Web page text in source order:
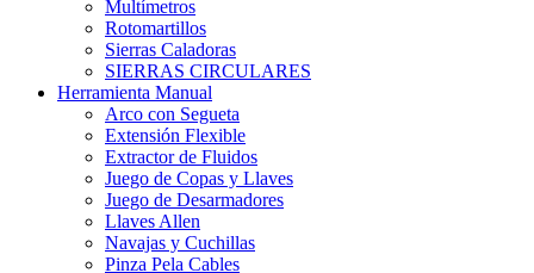
Multímetros
Rotomartillos
Sierras Caladoras
SIERRAS CIRCULARES
Herramienta Manual
Arco con Segueta
Extensión Flexible
Extractor de Fluidos
Juego de Copas y Llaves
Juego de Desarmadores
Llaves Allen
Navajas y Cuchillas
Pinza Pela Cables